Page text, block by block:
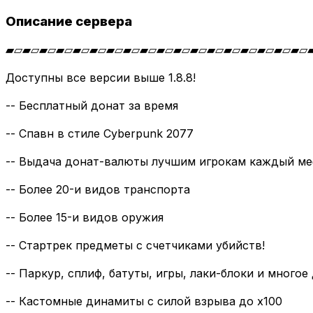
Описание сервера
Доступны все версии выше 1.8.8!
-- Бесплатный донат за время
-- Спавн в стиле Cyberpunk 2077
-- Выдача донат-валюты лучшим игрокам каждый
-- Более 20-и видов транспорта
-- Более 15-и видов оружия
-- Стартрек предметы с счетчиками убийств!
-- Паркур, сплиф, батуты, игры, лаки-блоки и многое
-- Кастомные динамиты с силой взрыва до x100